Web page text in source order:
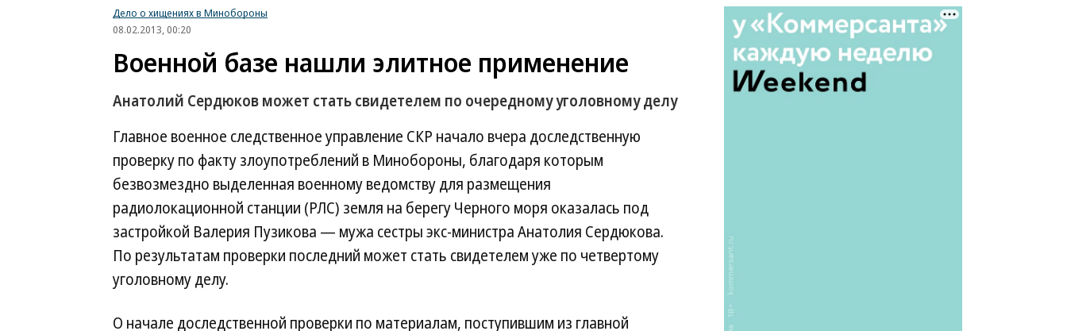
Дело о хищениях в Минобороны
08.02.2013, 00:20
Военной базе нашли элитное применение
Анатолий Сердюков может стать свидетелем по очередному уголовному делу
Главное военное следственное управление СКР начало вчера доследственную
проверку по факту злоупотреблений в Минобороны, благодаря которым
безвозмездно выделенная военному ведомству для размещения
радиолокационной станции (РЛС) земля на берегу Черного моря оказалась под
застройкой Валерия Пузикова — мужа сестры экс-министра Анатолия Сердюкова.
По результатам проверки последний может стать свидетелем уже по четвертому
уголовному делу.
О начале доследственной проверки по материалам, поступившим из главной